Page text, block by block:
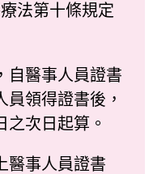
法第十條規定
自醫事人員證書
領得證書後，
之次日起算。
醫事人員證書